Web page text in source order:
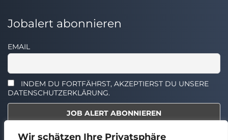
Wir schätzen Ihre Privatsphäre
Jobalert abonnieren
EMAIL
INDEM DU FORTFÄHRST, AKZEPTIERST DU UNSERE
DATENSCHUTZERKLÄRUNG.